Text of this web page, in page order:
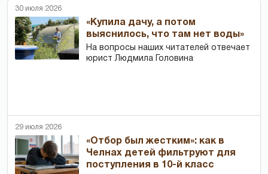
30 июля 2026
«Купила дачу, а потом
выяснилось, что там нет воды»
На вопросы наших читателей отвечает
юрист Людмила Головина
29 июля 2026
«Отбор был жестким»: как в
Челнах детей фильтруют для
поступления в 10-й класс